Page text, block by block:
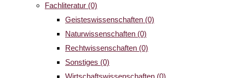
Fachliteratur (0)
Geisteswissenschaften (0)
Naturwissenschaften (0)
Rechtwissenschaften (0)
Sonstiges (0)
Wirtschaftswissenschaften (0)